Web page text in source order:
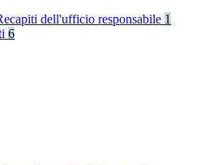
dell'ufficio responsabile 1
6